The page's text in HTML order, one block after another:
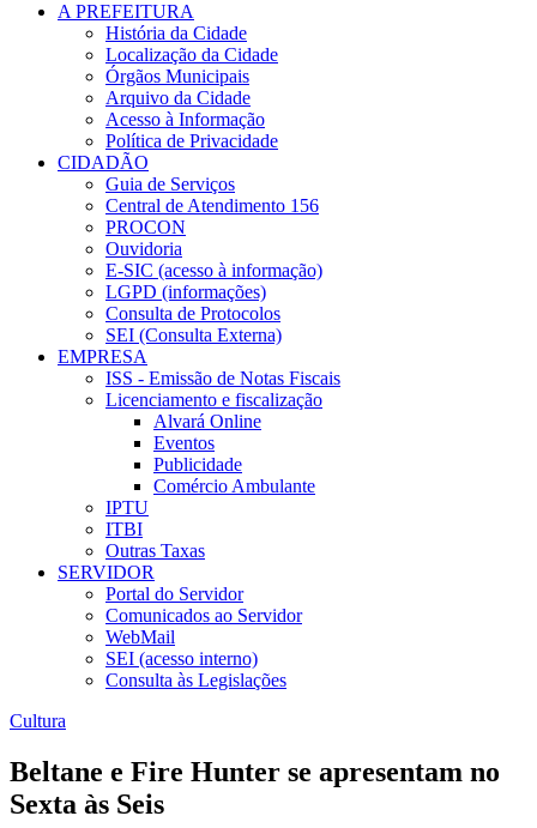
A PREFEITURA
História da Cidade
Localização da Cidade
Órgãos Municipais
Arquivo da Cidade
Acesso à Informação
Política de Privacidade
CIDADÃO
Guia de Serviços
Central de Atendimento 156
PROCON
Ouvidoria
E-SIC (acesso à informação)
LGPD (informações)
Consulta de Protocolos
SEI (Consulta Externa)
EMPRESA
ISS - Emissão de Notas Fiscais
Licenciamento e fiscalização
Alvará Online
Eventos
Publicidade
Comércio Ambulante
IPTU
ITBI
Outras Taxas
SERVIDOR
Portal do Servidor
Comunicados ao Servidor
WebMail
SEI (acesso interno)
Consulta às Legislações
Cultura
Beltane e Fire Hunter se apresentam no
Sexta às Seis